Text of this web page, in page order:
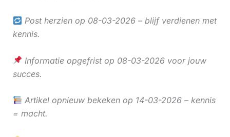
Post herzien op 08-03-2026 – blijf verdienen met
kennis.
Informatie opgefrist op 08-03-2026 voor jouw
succes.
Artikel opnieuw bekeken op 14-03-2026 – kennis
= macht.